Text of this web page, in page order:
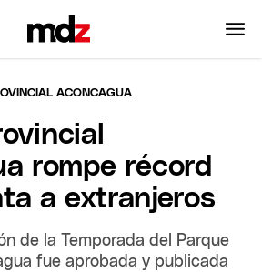
ACONCAGUA
rompe récord
a extranjeros
de la Temporada del Parque
fue aprobada y publicada